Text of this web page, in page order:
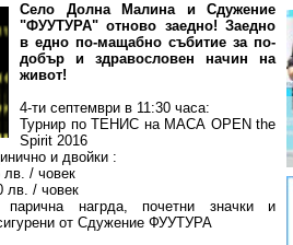
Село Долна Малина и Сдужение
"ФУУТУРА" отново заедно! Заедно
в едно по-мащабно събитие за по-
добър и здравословен начин на
живот!
4-ти септември в 11:30 часа:
Турнир по ТЕНИС на МАСА ОPEN the
Spirit 2016
и двойки :
лв. / човек
лв. / човек
парична нагрда, почетни значки и
от Сдужение ФУУТУРА